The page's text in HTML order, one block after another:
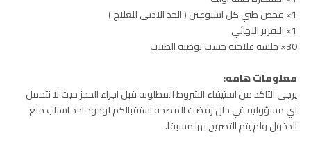
1× فحص طبي كل اسبوعين ( الحد الادنى للعلاج )
1× التقرير النهائي
30× جلسة علاجية حسب توصية الطبيب
معلومات هامه:
يرجى التاكد من استيفاء الشروط المطلوبه قبل اجراء الحجز حيث لا نتحمل
اي مسؤوليه في حال رفضت المصحه استقبالكم لوجود احد اسباب منع
الدخول ولم يتم التصريح بها مسبقا.